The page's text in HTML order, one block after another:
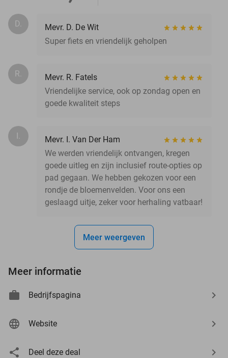
D.
Mevr. D. De Wit
Super fiets en vriendelijk geholpen
R.
Mevr. R. Fatels
Vriendelijke service, ook op zondag open en
goede kwaliteit steps
I.
Mevr. I. Van Der Ham
We werden vriendelijk ontvangen, kregen
goede uitleg en zijn inclusief route-opties op
pad gegaan. We hebben gekozen voor een
rondje de bloemenvelden. Voor ons een
geslaagd uitje, zeker voor herhaling vatbaar!
Meer weergeven
Meer informatie
Bedrijfspagina
Website
Deel deze deal